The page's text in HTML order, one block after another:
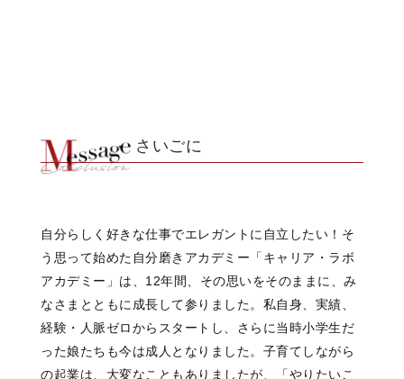
さいごに
自分らしく好きな仕事でエレガントに自立したい！そ
う思って始めた自分磨きアカデミー「キャリア・ラボ
アカデミー」は、12年間、その思いをそのままに、み
なさまとともに成長して参りました。私自身、実績、
経験・人脈ゼロからスタートし、さらに当時小学生だ
った娘たちも今は成人となりました。子育てしながら
の起業は、大変なこともありましたが、「やりたいこ